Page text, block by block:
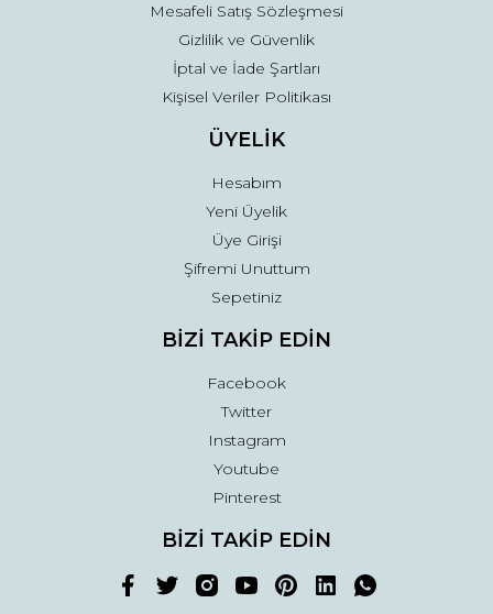
Mesafeli Satış Sözleşmesi
Gizlilik ve Güvenlik
İptal ve İade Şartları
Kişisel Veriler Politikası
ÜYELİK
Hesabım
Yeni Üyelik
Üye Girişi
Şifremi Unuttum
Sepetiniz
BİZİ TAKİP EDİN
Facebook
Twitter
Instagram
Youtube
Pinterest
BİZİ TAKİP EDİN